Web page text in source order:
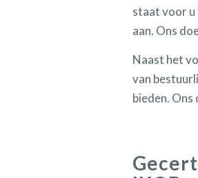
staat voor u
aan. Ons
Naast het
van
bieden.